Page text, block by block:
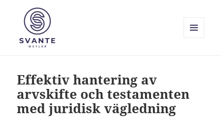
Effektiv hantering av
arvskifte och testamenten
med juridisk vägledning